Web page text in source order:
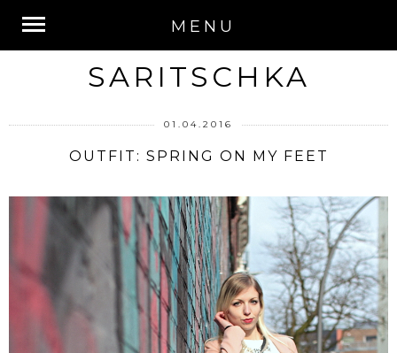
MENU
SARITSCHKA
01.04.2016
OUTFIT: SPRING ON MY FEET